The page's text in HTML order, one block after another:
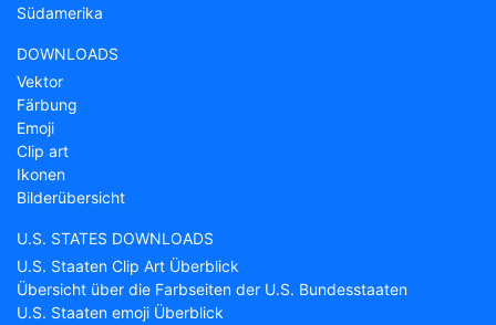
Südamerika
DOWNLOADS
Vektor
Färbung
Emoji
Clip art
Ikonen
Bilderübersicht
U.S. STATES DOWNLOADS
U.S. Staaten Clip Art Überblick
Übersicht über die Farbseiten der U.S. Bundesstaaten
U.S. Staaten emoji Überblick